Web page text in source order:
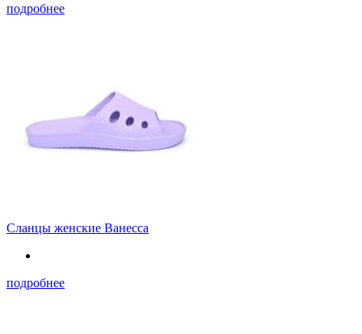
подробнее
Сланцы женские Ванесса
подробнее